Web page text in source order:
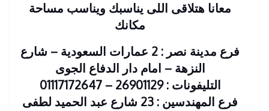
معانا هتلاقى اللى يناسبك ويناسب مساحة
مكانك
فرع مدينة نصر : 2 عمارات السعودية – شارع
النزهة – امام دار الدفاع الجوى
التليفونات : 26901129 – 01117172647
فرع المهندسين : 23 شارع عبد الحميد لطفى